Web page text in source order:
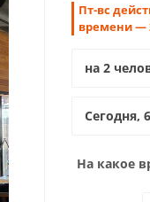
Пт-вс
времени —
На какое